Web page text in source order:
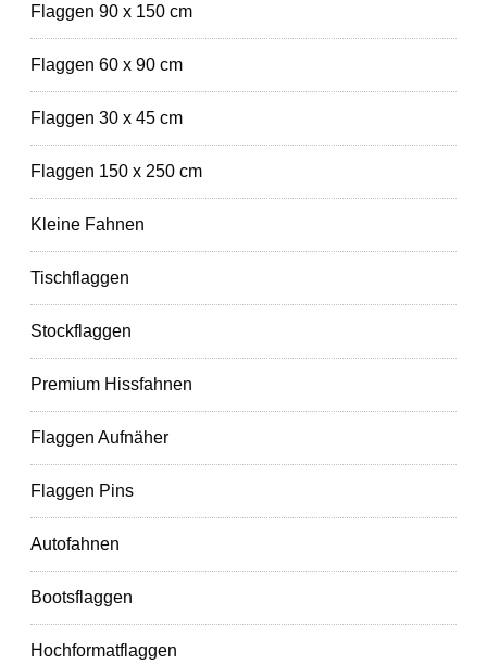
Flaggen 90 x 150 cm
Flaggen 60 x 90 cm
Flaggen 30 x 45 cm
Flaggen 150 x 250 cm
Kleine Fahnen
Tischflaggen
Stockflaggen
Premium Hissfahnen
Flaggen Aufnäher
Flaggen Pins
Autofahnen
Bootsflaggen
Hochformatflaggen